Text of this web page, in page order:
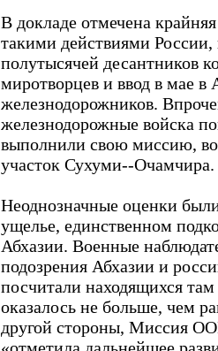
В докладе отмечена
такими действиями России,
полутысячей десантников
миротворцев и ввод в мае в
железнодорожников.
железнодорожные войска
выполнили свою миссию,
участок Сухуми--Очамчира.
Неоднозначные оценки
ущелье, единственном
Абхазии. Военные
подозрения Абхазии и
посчитали находящихся
оказалось не больше, чем
другой стороны, Миссия